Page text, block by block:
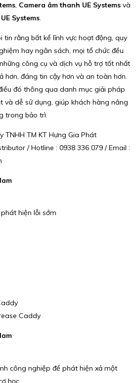
, Camera âm thanh UE Systems và
Systems.
tin rằng bất kể lĩnh vực hoạt động, quy
hay ngân sách, mọi tổ chức đều
công cụ và dịch vụ hỗ trợ tốt nhất
hơn, đáng tin cậy hơn và an toàn hơn.
đó thông qua danh mục giải pháp
và dễ sử dụng, giúp khách hàng nâng
trong bảo trì.
TNHH TM KT Hưng Gia Phát
/ Hotline : 0938 336 079 / Email :
hiện lỗi sớm
Caddy
công nghiệp để phát hiện xả một
học